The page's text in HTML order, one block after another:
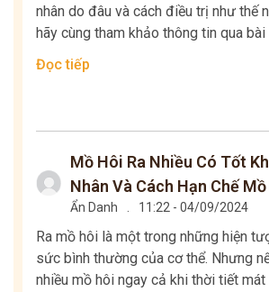
nhân do đâu và cách điều trị như thế
hãy cùng tham khảo thông tin qua bài
Đọc tiếp
Mồ Hôi Ra Nhiều Có Tốt
Nhân Và Cách Hạn Chế
Ẩn Danh 11:22 - 04/09/2024
Ra mồ hôi là một trong những hiện
sức bình thường của cơ thể. Nhưng
nhiều mồ hôi ngay cả khi thời tiết